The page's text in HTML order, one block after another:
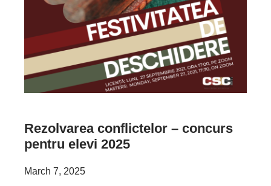
Rezolvarea conflictelor – concurs
pentru elevi 2025
March 7, 2025